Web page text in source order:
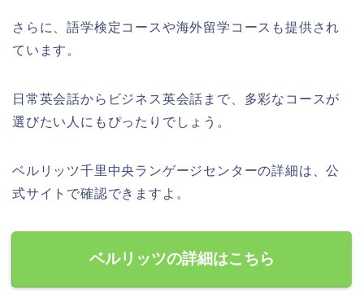
さらに、語学検定コースや海外留学コースも提供され
ています。
日常英会話からビジネス英会話まで、多彩なコースが
選びたい人にもぴったりでしょう。
ベルリッツ千里中央ランゲージセンターの詳細は、公
式サイトで確認できますよ。
ベルリッツの詳細はこちら